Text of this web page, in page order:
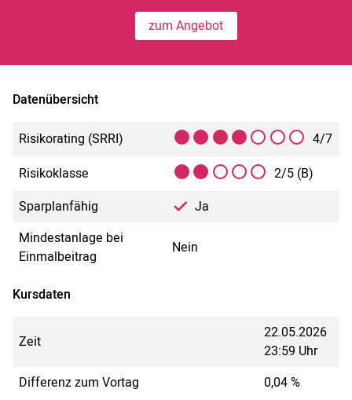
zum Angebot
Datenübersicht
Risikorating (SRRI)
4/7
Risikoklasse
2/5 (B)
Sparplanfähig
Ja
Mindestanlage bei
Einmalbeitrag
Nein
Kursdaten
Zeit
22.05.2026
23:59 Uhr
Differenz zum Vortag
0,04 %